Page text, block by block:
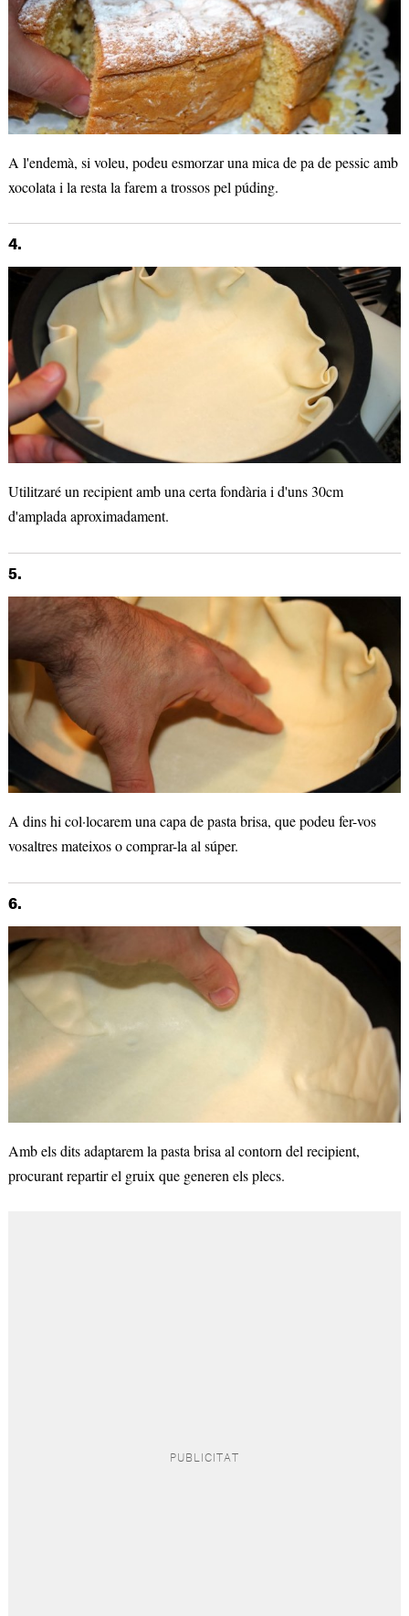
A l'endemà, si voleu, podeu esmorzar una mica de pa de pessic amb
xocolata i la resta la farem a trossos pel púding.
4.
Utilitzaré un recipient amb una certa fondària i d'uns 30cm
d'amplada aproximadament.
5.
A dins hi col·locarem una capa de pasta brisa, que podeu fer-vos
vosaltres mateixos o comprar-la al súper.
6.
Amb els dits adaptarem la pasta brisa al contorn del recipient,
procurant repartir el gruix que generen els plecs.